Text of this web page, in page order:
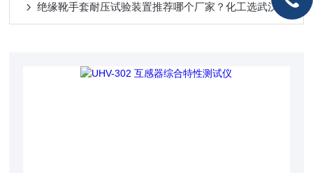
绝缘靴手套耐压试验装置推荐哪个厂家？化工选武汉特高压：抗腐、智能